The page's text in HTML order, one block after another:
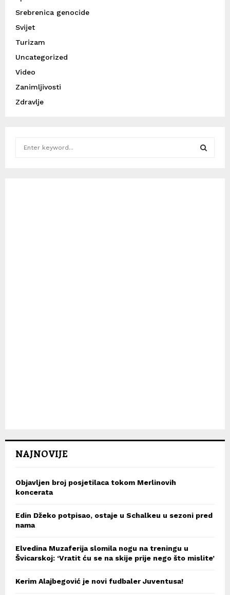
Srebrenica genocide
Svijet
Turizam
Uncategorized
Video
Zanimljivosti
Zdravlje
NAJNOVIJE
Objavljen broj posjetilaca tokom Merlinovih
koncerata
Edin Džeko potpisao, ostaje u Schalkeu u sezoni pred
nama
Elvedina Muzaferija slomila nogu na treningu u
Švicarskoj: ‘Vratit ću se na skije prije nego što mislite’
Kerim Alajbegović je novi fudbaler Juventusa!